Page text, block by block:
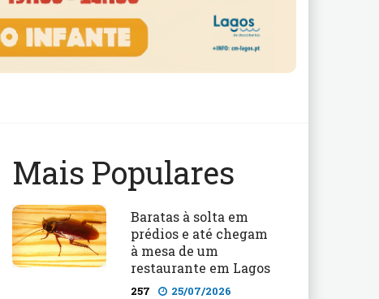
Mais Populares
Baratas à solta em
prédios e até chegam
à mesa de um
restaurante em Lagos
257 25/07/2026